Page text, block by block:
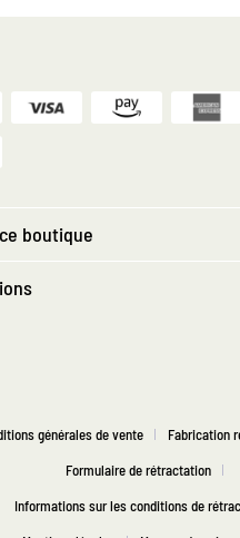
boutique
générales de vente
Fabrication
Formulaire de rétractation
Informations sur les conditions de